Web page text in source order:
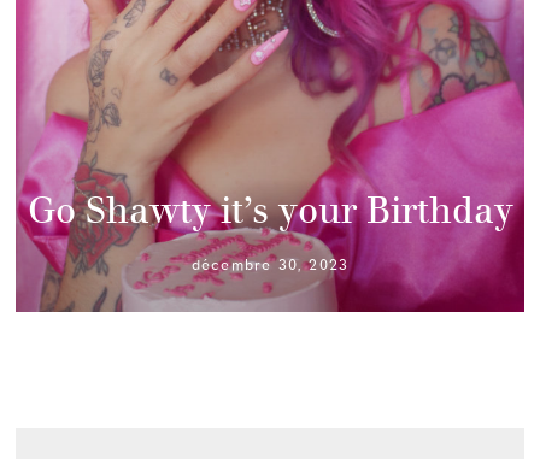
Go Shawty it’s your Birthday
décembre 30, 2023